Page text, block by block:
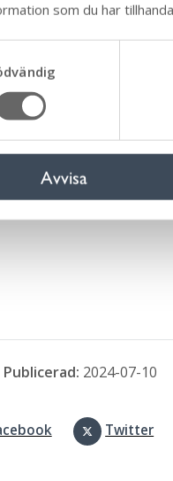
som du har
Avvisa
att se sitt barn
barn och försök att
verkligen är till för
vuxna.
Publicerad: 2024-07-10
Twitter